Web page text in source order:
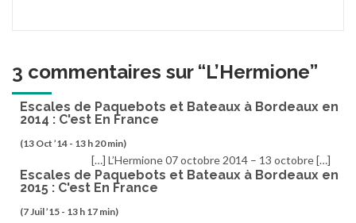
3 commentaires sur “L’Hermione”
Escales de Paquebots et Bateaux à Bordeaux en
2014 : C'est En France
(13 Oct ’14 - 13 h 20 min)
[…] L’Hermione 07 octobre 2014 – 13 octobre […]
Escales de Paquebots et Bateaux à Bordeaux en
2015 : C'est En France
(7 Juil ’15 - 13 h 17 min)